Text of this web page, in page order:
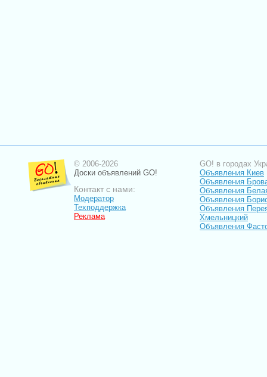
© 2006-2026
Доски объявлений GO!
Контакт с нами:
Модератор
Техподдержка
Реклама
GO! в городах
Объявления Киев
Объявления
Объявления
Объявления
Объявления
Хмельницкий
Объявления